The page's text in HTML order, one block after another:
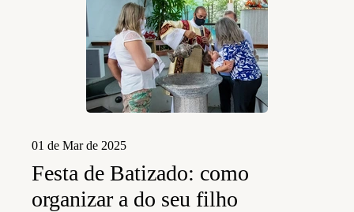
01 de Mar de 2025
Festa de Batizado: como
organizar a do seu filho